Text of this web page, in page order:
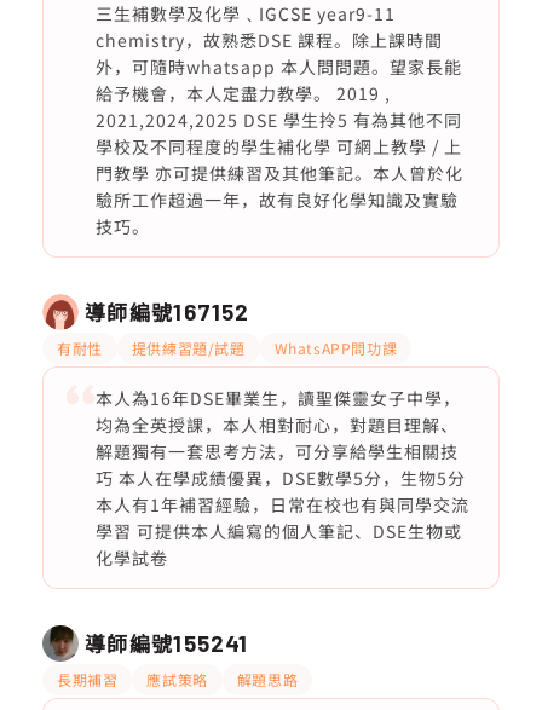
三生補數學及化學﹑IGCSE year9-11
chemistry，故熟悉DSE 課程。除上課時間
外，可隨時whatsapp 本人問問題。望家長能
給予機會，本人定盡力教學。 2019 ,
2021,2024,2025 DSE 學生拎5 有為其他不同
學校及不同程度的學生補化學 可網上教學 / 上
門教學 亦可提供練習及其他筆記。本人曾於化
驗所工作超過一年，故有良好化學知識及實驗
技巧。
導師編號167152
有耐性 提供練習題/試題 WhatsAPP問功課
本人為16年DSE畢業生，讀聖傑靈女子中學，
均為全英授課，本人相對耐心，對題目理解、
解題獨有一套思考方法，可分享給學生相關技
巧 本人在學成績優異，DSE數學5分，生物5分
本人有1年補習經驗，日常在校也有與同學交流
學習 可提供本人編寫的個人筆記、DSE生物或
化學試卷
導師編號155241
長期補習 應試策略 解題思路